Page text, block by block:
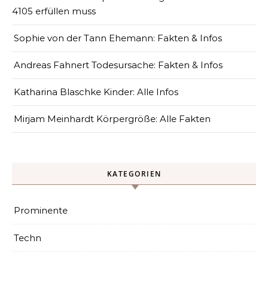
4105 erfüllen muss
Sophie von der Tann Ehemann: Fakten & Infos
Andreas Fahnert Todesursache: Fakten & Infos
Katharina Blaschke Kinder: Alle Infos
Mirjam Meinhardt Körpergröße: Alle Fakten
KATEGORIEN
Prominente
Techn